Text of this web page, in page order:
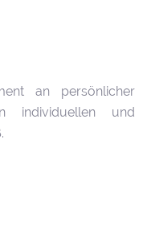
an persönlicher
individuellen und